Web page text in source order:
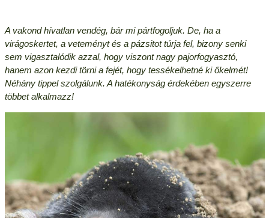
A vakond hívatlan vendég, bár mi pártfogoljuk. De, ha a
virágoskertet, a veteményt és a pázsitot túrja fel, bizony senki
sem vigasztalódik azzal, hogy viszont nagy pajorfogyasztó,
hanem azon kezdi törni a fejét, hogy tessékelhetné ki őkelmét!
Néhány tippel szolgálunk. A hatékonyság érdekében egyszerre
többet alkalmazz!